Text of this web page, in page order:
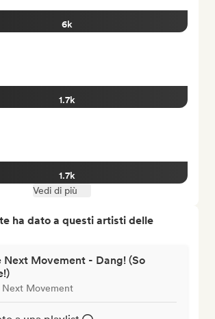
6k
1.7k
1.7k
Vedi di più
ha dato a questi artisti delle
Next Movement - Dang! (So
Next Movement